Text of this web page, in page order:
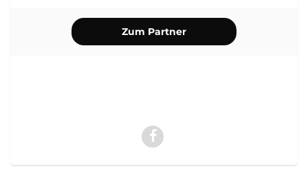
Zum Partner